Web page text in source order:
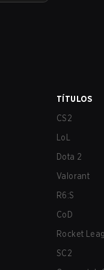
TÍTULOS
CS2
LoL
Dota 2
Valorant
R6:S
CoD
Rocket
SC2